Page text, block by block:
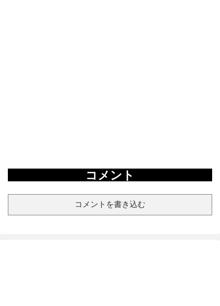
コメント
コメントを書き込む